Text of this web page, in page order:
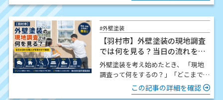
#外壁塗装
【羽村市】外壁塗装の現地調査
では何を見る？当日の流れを職
人が写真付きで解説
外壁塗装を考え始めたとき、 「現地
調査って何をするの？」「どこまで細
かく見てもらえるの？」「時間はどの
くらいかかるの？」 この…
この記事の詳細を確認